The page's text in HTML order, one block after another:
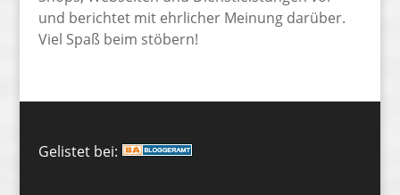
und berichtet mit ehrlicher Meinung darüber.
Viel Spaß beim stöbern!
Gelistet bei: